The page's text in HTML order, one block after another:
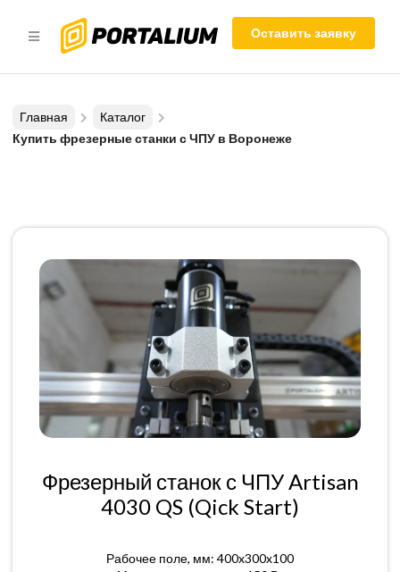
Оставить заявку
Главная
Каталог
Купить фрезерные станки с ЧПУ в Воронеже
Фрезерный станок с ЧПУ Artisan
4030 QS (Qick Start)
Рабочее поле, мм: 400x300x100